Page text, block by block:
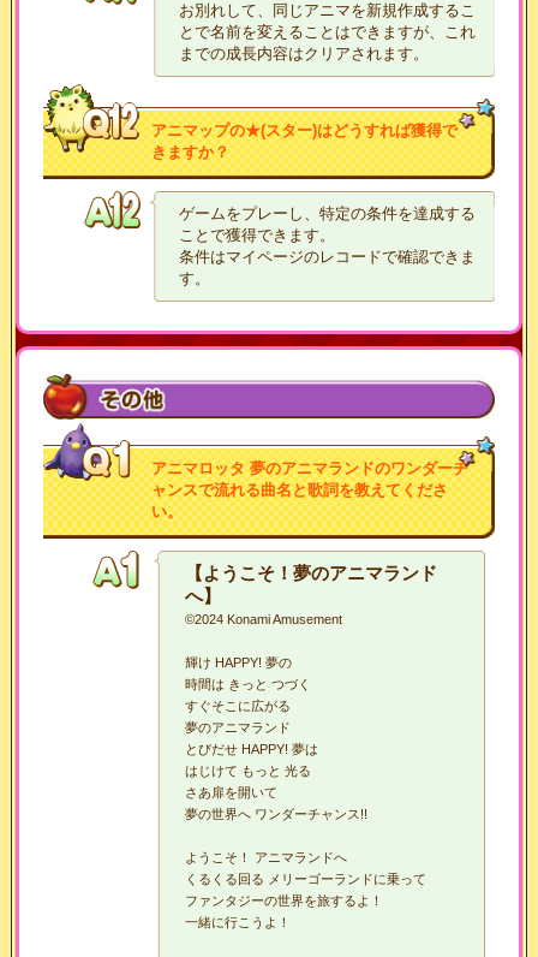
お別れして、同じアニマを新規作成するこ
とで名前を変えることはできますが、これ
までの成長内容はクリアされます。
アニマップの★(スター)はどうすれば獲得で
きますか？
ゲームをプレーし、特定の条件を達成する
ことで獲得できます。
条件はマイページのレコードで確認できま
す。
アニマロッタ 夢のアニマランドのワンダーチ
ャンスで流れる曲名と歌詞を教えてくださ
い。
【ようこそ！夢のアニマランド
へ】
©2024 Konami Amusement
輝け HAPPY! 夢の
時間は きっと つづく
すぐそこに広がる
夢のアニマランド
とびだせ HAPPY! 夢は
はじけて もっと 光る
さあ扉を開いて
夢の世界へ ワンダーチャンス!!
ようこそ！ アニマランドへ
くるくる回る メリーゴーランドに乗って
ファンタジーの世界を旅するよ！
一緒に行こうよ！